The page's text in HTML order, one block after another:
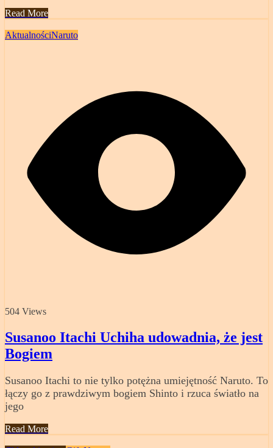
Read More
AktualnościNaruto
504 Views
Susanoo Itachi Uchiha udowadnia, że ​​jest
Bogiem
Susanoo Itachi to nie tylko potężna umiejętność Naruto. To
łączy go z prawdziwym bogiem Shinto i rzuca światło na
jego
Read More